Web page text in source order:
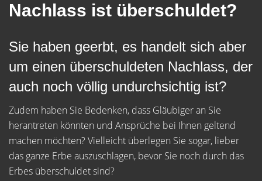
Nachlass ist überschuldet?
Sie haben geerbt, es handelt sich aber
um einen überschuldeten Nachlass, der
auch noch völlig undurchsichtig ist?
Zudem haben Sie Bedenken, dass Gläubiger an Sie
herantreten könnten und Ansprüche bei Ihnen geltend
machen möchten? Vielleicht überlegen Sie sogar, lieber
das ganze Erbe auszuschlagen, bevor Sie noch durch das
Erbes überschuldet sind?